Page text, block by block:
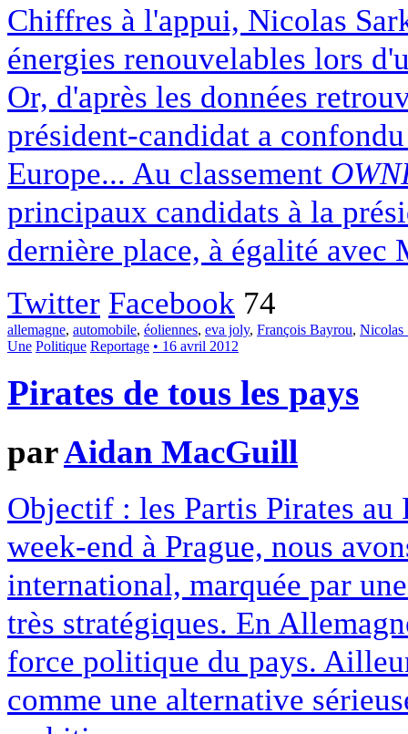
Chiffres à l'appui, Nicolas
énergies renouvelables lors
Or, d'après les données
président-candidat a
Europe... Au classement
principaux candidats à la
dernière place, à égalité avec
Twitter Facebook 74
allemagne, automobile, éoliennes, eva joly, François Bayrou, Nicolas
Une Politique Reportage • 16 avril 2012
Pirates de tous les pays
parAidan MacGuill
Objectif : les Partis Pirates au
week-end à Prague, nous
international, marquée par
très stratégiques. En
force politique du pays.
comme une alternative